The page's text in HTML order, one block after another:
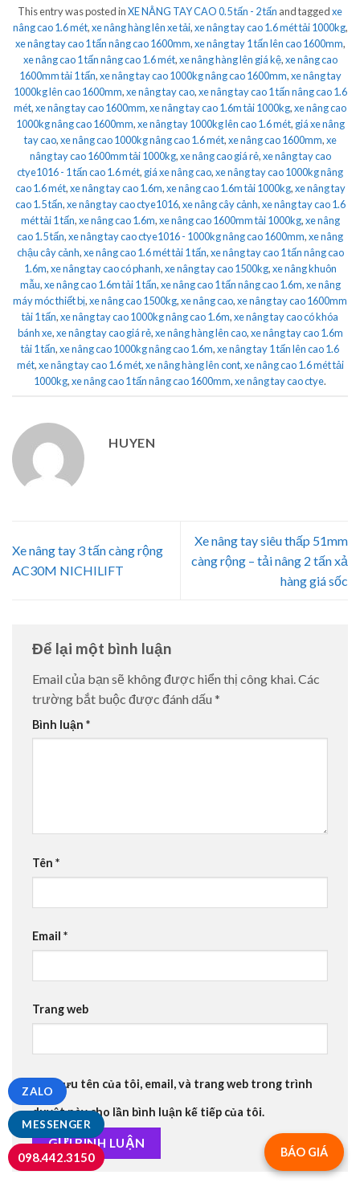
This entry was posted inXE NÂNG TAY CAO 0.5 tấn - 2 tấn and taggedxe
nâng cao 1.6 mét,xe nâng hàng lên xe tải,xe nâng tay cao 1.6 mét tải 1000kg,
xe nâng tay cao 1 tấn nâng cao 1600mm,xe nâng tay 1 tấn lên cao 1600mm,
xe nâng cao 1 tấn nâng cao 1.6 mét,xe nâng hàng lên giá kệ,xe nâng cao
1600mm tải 1 tấn,xe nâng tay cao 1000kg nâng cao 1600mm,xe nâng tay
1000kg lên cao 1600mm,xe nâng tay cao,xe nâng tay cao 1 tấn nâng cao 1.6
mét,xe nâng tay cao 1600mm,xe nâng tay cao 1.6m tải 1000kg,xe nâng cao
1000kg nâng cao 1600mm,xe nâng tay 1000kg lên cao 1.6 mét, giá xe nâng
tay cao,xe nâng cao 1000kg nâng cao 1.6 mét,xe nâng cao 1600mm,xe
nâng tay cao 1600mm tải 1000kg,xe nâng cao giá rẻ,xe nâng tay cao
ctye1016 - 1 tấn cao 1.6 mét, giá xe nâng cao,xe nâng tay cao 1000kg nâng
cao 1.6 mét,xe nâng tay cao 1.6m,xe nâng cao 1.6m tải 1000kg,xe nâng tay
cao 1.5 tấn,xe nâng tay cao ctye1016,xe nâng cây cảnh,xe nâng tay cao 1.6
mét tải 1 tấn,xe nâng cao 1.6m,xe nâng cao 1600mm tải 1000kg,xe nâng
cao 1.5 tấn,xe nâng tay cao ctye1016 - 1000kg nâng cao 1600mm,xe nâng
chậu cây cảnh,xe nâng cao 1.6 mét tải 1 tấn,xe nâng tay cao 1 tấn nâng cao
1.6m,xe nâng tay cao có phanh,xe nâng tay cao 1500kg,xe nâng khuôn
mẫu,xe nâng cao 1.6m tải 1 tấn,xe nâng cao 1 tấn nâng cao 1.6m,xe nâng
máy móc thiết bị,xe nâng cao 1500kg,xe nâng cao,xe nâng tay cao 1600mm
tải 1 tấn,xe nâng tay cao 1000kg nâng cao 1.6m,xe nâng tay cao có khóa
bánh xe,xe nâng tay cao giá rẻ,xe nâng hàng lên cao,xe nâng tay cao 1.6m
tải 1 tấn,xe nâng cao 1000kg nâng cao 1.6m,xe nâng tay 1 tấn lên cao 1.6
mét,xe nâng tay cao 1.6 mét,xe nâng hàng lên cont,xe nâng cao 1.6 mét tải
1000kg,xe nâng cao 1 tấn nâng cao 1600mm,xe nâng tay cao ctye.
HUYEN
Xe nâng tay 3 tấn càng rộng
AC30M NICHILIFT
Xe nâng tay siêu thấp 51mm
càng rộng – tải nâng 2 tấn xả
hàng giá sốc
Để lại một bình luận
Email của bạn sẽ không được hiển thị công khai. Các
trường bắt buộc được đánh dấu *
Bình luận *
Tên *
Email *
Trang web
Lưu tên của tôi, email, và trang web trong trình
duyệt này cho lần bình luận kế tiếp của tôi.
BÁO GIÁ
MESSENGER
ZALO
098.442.3150